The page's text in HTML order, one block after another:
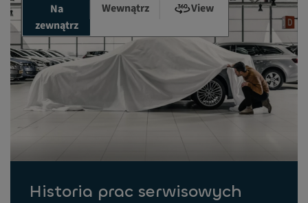
Na
zewnątrz
Wewnątrz View
Historia prac serwisowych